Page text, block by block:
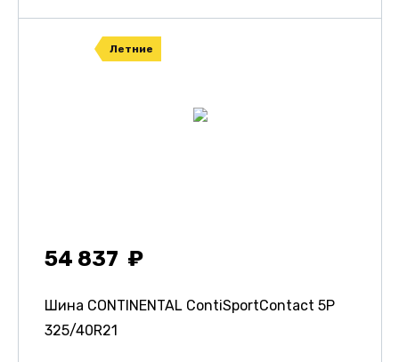
Летние
54 837
Шина CONTINENTAL ContiSportContact 5P
325/40R21